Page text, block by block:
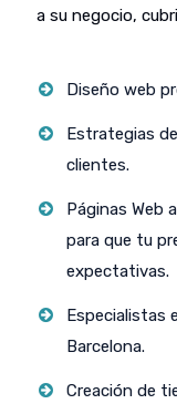
a su negocio,
Diseño web
Estrategias
clientes.
Páginas Web
para que tu
expectativas.
Especialistas
Barcelona.
Creación de